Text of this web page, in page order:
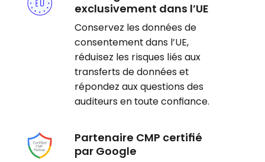
exclusivement dans l’UE
Conservez les données de
consentement dans l’UE,
réduisez les risques liés aux
transferts de données et
répondez aux questions des
auditeurs en toute confiance.
Partenaire CMP certifié
par Google